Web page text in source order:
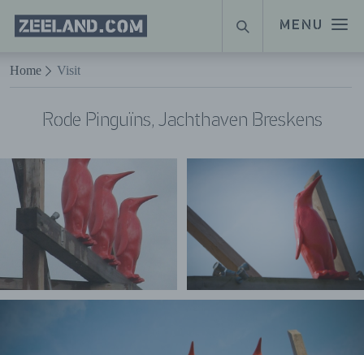
Naar hoofdinhoud
MENU
Homepage
Zeeland.com
ZOEKEN
Home Visit
Rode Pinguïns, Jachthaven Breskens